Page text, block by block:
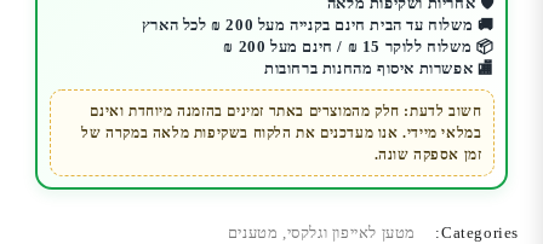
יציאות
Qualcomm
USB
🚚 משלוח עד הבית חינם בקנייה מעל 200 ₪ לכל הארץ
📦 משלוח ללוקר 15 ₪ / חינם מעל 200 ₪
🏬 אפשרות איסוף מהחנות ברחובות
חשוב לדעת: חלק מהמוצרים באתר זמינים בהזמנה מיוחדת ואינם
במלאי מיידי. אנו מעדכנים את הלקוח בשקיפות מלאה במקרה של
זמן אספקה שונה.
Categories: מטען לאייפון וגלקסי, מטענים